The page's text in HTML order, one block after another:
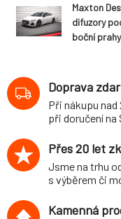
Maxton
difuzory
boční
Doprava
Při nákupu nad
při doručení na
Přes 20 let
Jsme na trhu
s výběrem či
Kamenná